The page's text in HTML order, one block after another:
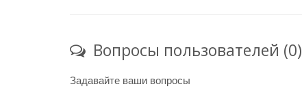
Вопросы пользователей (0)
Задавайте ваши вопросы